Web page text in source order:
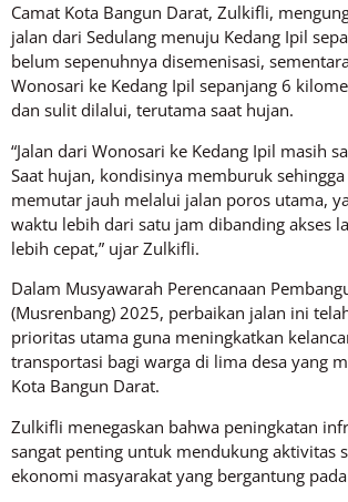
Camat Kota Bangun Darat, Zulkifli,
jalan dari Sedulang menuju Kedang Ipil
belum sepenuhnya disemenisasi,
Wonosari ke Kedang Ipil sepanjang 6
dan sulit dilalui, terutama saat hujan.
“Jalan dari Wonosari ke Kedang Ipil masih
Saat hujan, kondisinya memburuk
memutar jauh melalui jalan poros utama,
waktu lebih dari satu jam dibanding akses
lebih cepat,” ujar Zulkifli.
Dalam Musyawarah Perencanaan
(Musrenbang) 2025, perbaikan jalan ini
prioritas utama guna meningkatkan
transportasi bagi warga di lima desa yang
Kota Bangun Darat.
Zulkifli menegaskan bahwa peningkatan
sangat penting untuk mendukung aktivitas
ekonomi masyarakat yang bergantung